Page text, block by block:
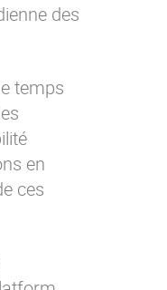
des
temps
en
ces